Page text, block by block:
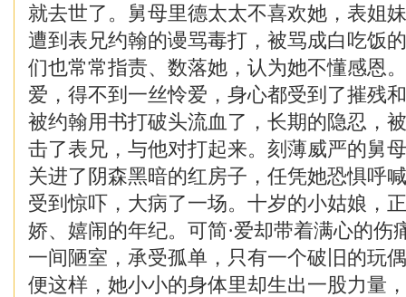
就去世了。舅母里德太太不喜欢她，表姐
遭到表兄约翰的谩骂毒打，被骂成白吃饭
们也常常指责、数落她，认为她不懂感恩
爱，得不到一丝怜爱，身心都受到了摧残
被约翰用书打破头流血了，长期的隐忍，
击了表兄，与他对打起来。刻薄威严的舅
关进了阴森黑暗的红房子，任凭她恐惧呼
受到惊吓，大病了一场。十岁的小姑娘，
娇、嬉闹的年纪。可简·爱却带着满心的伤
一间陋室，承受孤单，只有一个破旧的玩
便这样，她小小的身体里却生出一股力量